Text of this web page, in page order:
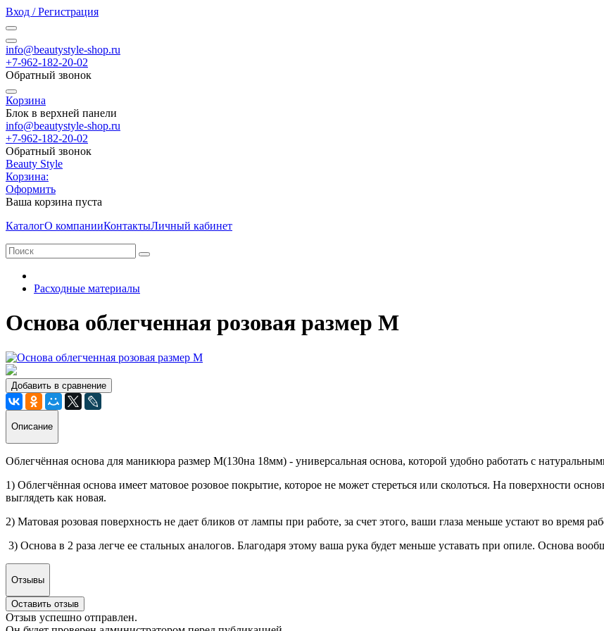
Вход / Регистрация
info@beautystyle-shop.ru
+7-962-182-20-02
Обратный звонок
Корзина
Блок в верхней панели
info@beautystyle-shop.ru
+7-962-182-20-02
Обратный звонок
Beauty Style
Корзина:
Оформить
Ваша корзина пуста
КаталогО компанииКонтактыЛичный кабинет
Расходные материалы
Основа облегченная розовая размер М
Добавить в сравнение
Описание
Облегчённая основа для маникюра размер М(130на 18мм) - универсальная основа, которой удобно работать с
1) Облегчённая основа имеет матовое розовое покрытие, которое не может стереться или сколоться. На поверхности
выглядеть как новая.
2) Матовая розовая поверхность не дает бликов от лампы при работе, за счет этого, ваши глаза меньше устают во время
3) Основа в 2 раза легче ее стальных аналогов. Благодаря этому ваша рука будет меньше уставать при опиле. Основа
Отзывы
Оставить отзыв
Отзыв успешно отправлен.